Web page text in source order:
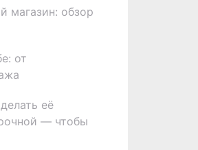
магазин: обзор
от
её
— чтобы